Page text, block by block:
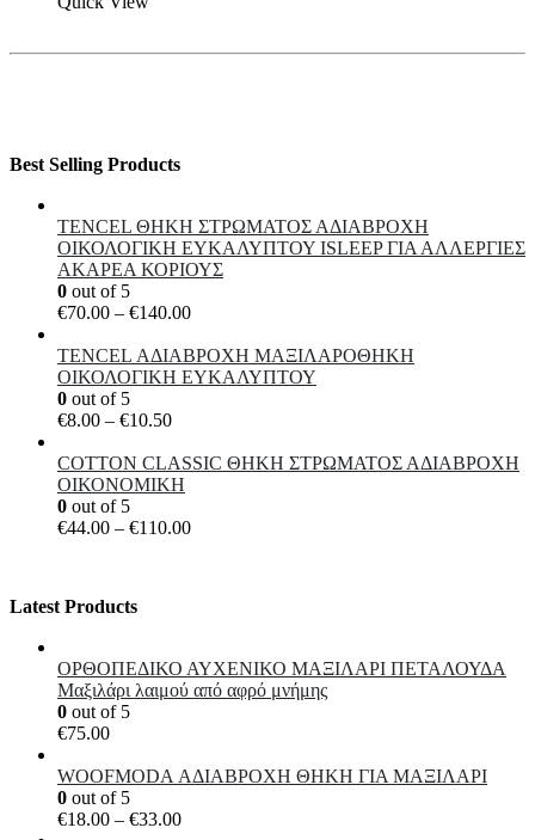
να
στη
σελίδα
του
προϊόντος
Best Selling Products
TENCEL ΘΗΚΗ ΣΤΡΩΜΑΤΟΣ ΑΔΙΑΒΡΟΧΗ
ΟΙΚΟΛΟΓΙΚΗ ΕΥΚΑΛΥΠΤΟΥ ISLEEP ΓΙΑ ΑΛΛΕΡΓΙΕΣ
ΑΚΑΡΕΑ ΚΟΡΙΟΥΣ
0 out of 5
€70.00 – €140.00Price
€70.00
through
TENCEL ΑΔΙΑΒΡΟΧΗ ΜΑΞΙΛΑΡΟΘΗΚΗ
ΟΙΚΟΛΟΓΙΚΗ ΕΥΚΑΛΥΠΤΟΥ
0 out of 5
€8.00 – €10.50Price
€8.00
through
COTTON CLASSIC ΘΗKΗ ΣΤΡΩΜΑΤΟΣ ΑΔΙΑΒΡΟΧΗ
ΟΙΚΟΝΟΜΙΚΗ
0 out of 5
€44.00 – €110.00Price
Latest Products
ΟΡΘΟΠΕΔΙΚΟ ΑΥΧΕΝΙΚΟ ΜΑΞΙΛΑΡΙ ΠΕΤΑΛΟΥΔΑ
Μαξιλάρι λαιμού από αφρό μνήμης
0 out of 5
€75.00
WOOFMODA ΑΔΙΑΒΡΟΧΗ ΘΗΚΗ ΓΙΑ ΜΑΞΙΛΑΡΙ
0 out of 5
€18.00 – €33.00Price